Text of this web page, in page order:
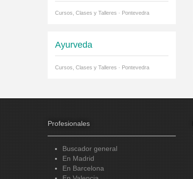
Cursos, Clases y Talleres · Pontevedra
Ayurveda
Cursos, Clases y Talleres · Pontevedra
Profesionales
Buscador general
En Madrid
En Barcelona